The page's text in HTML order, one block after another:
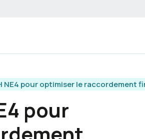
NE4 pour optimiser le raccordement
pour